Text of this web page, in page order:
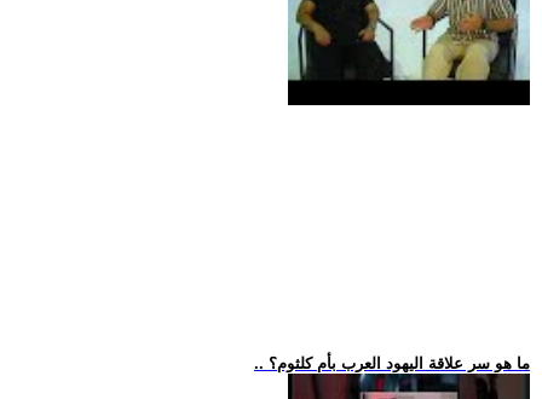
.. ما هو سر علاقة اليهود العرب بأم كلثوم؟